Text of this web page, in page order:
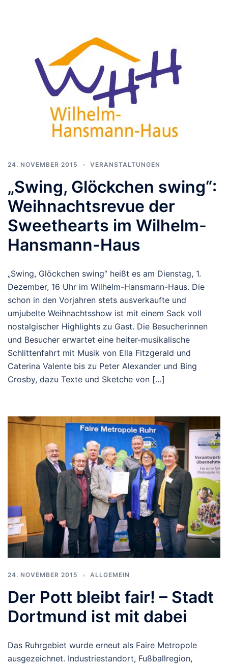
24. NOVEMBER 2015 VERANSTALTUNGEN
„Swing, Glöckchen swing“:
Weihnachtsrevue der
Sweethearts im Wilhelm-
Hansmann-Haus
„Swing, Glöckchen swing“ heißt es am Dienstag, 1.
Dezember, 16 Uhr im Wilhelm-Hansmann-Haus. Die
schon in den Vorjahren stets ausverkaufte und
umjubelte Weihnachtsshow ist mit einem Sack voll
nostalgischer Highlights zu Gast. Die Besucherinnen
und Besucher erwartet eine heiter-musikalische
Schlittenfahrt mit Musik von Ella Fitzgerald und
Caterina Valente bis zu Peter Alexander und Bing
Crosby, dazu Texte und Sketche von […]
24. NOVEMBER 2015 ALLGEMEIN
Der Pott bleibt fair! – Stadt
Dortmund ist mit dabei
Das Ruhrgebiet wurde erneut als Faire Metropole
ausgezeichnet. Industriestandort, Fußballregion,